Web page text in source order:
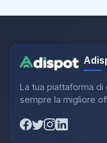
La tua piattaforma
sempre la migliore